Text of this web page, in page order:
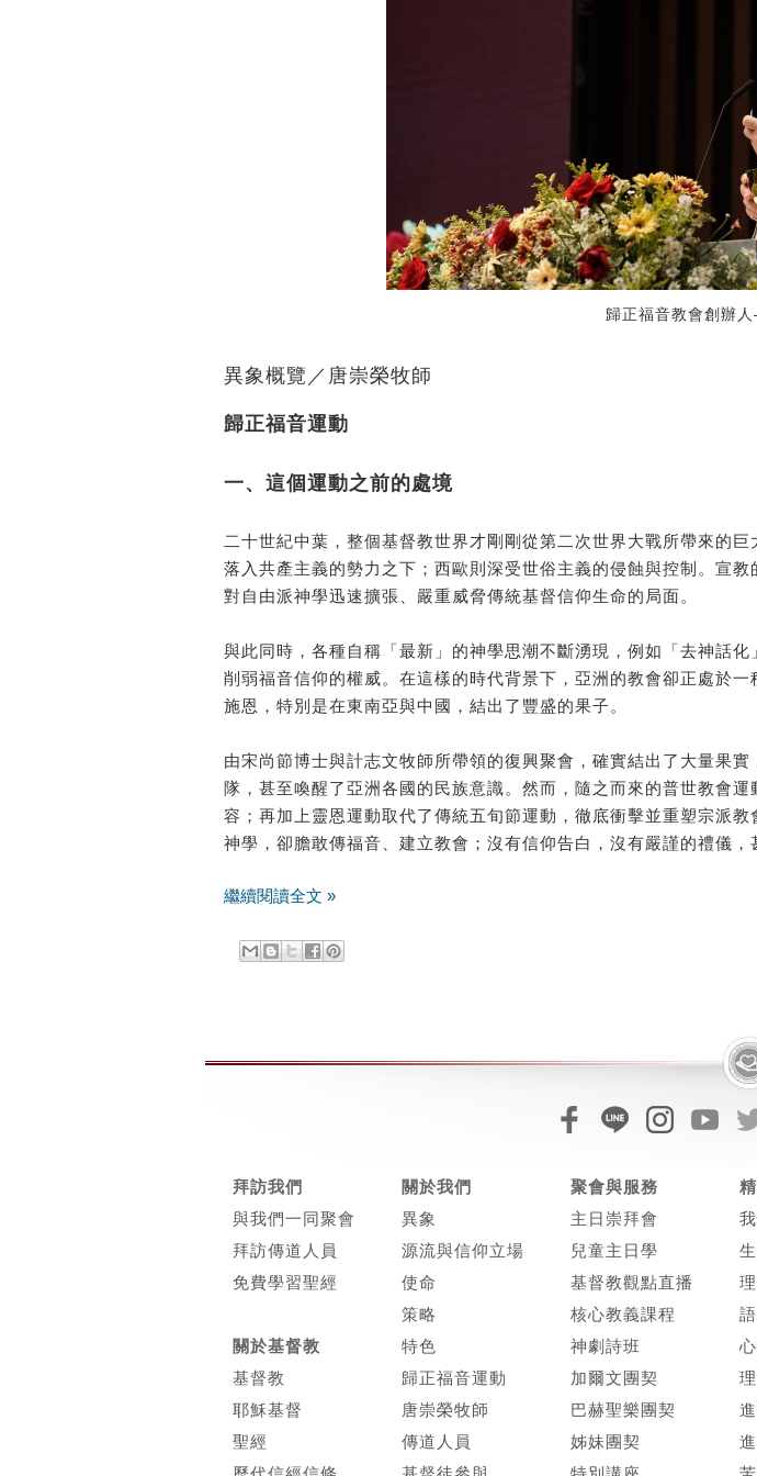
歸正福音教會創辦
異象概覽／唐崇榮牧師
歸正福音運動
一、這個運動之前的處境
二十世紀中葉，整個基督教世界才剛剛從第二次世界大戰所帶來的
落入共產主義的勢力之下；西歐則深受世俗主義的侵蝕與控制。宣
對自由派神學迅速擴張、嚴重威脅傳統基督信仰生命的局面。
與此同時，各種自稱「最新」的神學思潮不斷湧現，例如「去神話
削弱福音信仰的權威。在這樣的時代背景下，亞洲的教會卻正處於
施恩，特別是在東南亞與中國，結出了豐盛的果子。
由宋尚節博士與計志文牧師所帶領的復興聚會，確實結出了大量果
隊，甚至喚醒了亞洲各國的民族意識。然而，隨之而來的普世教會
容；再加上靈恩運動取代了傳統五旬節運動，徹底衝擊並重塑宗派
神學，卻膽敢傳福音、建立教會；沒有信仰告白，沒有嚴謹的禮儀，
繼續閱讀全文 »
拜訪我們
與我們一同聚會
拜訪傳道人員
免費學習聖經
關於基督教
基督教
耶穌基督
聖經
關於我們
異象
源流與信仰立場
使命
策略
特色
歸正福音運動
唐崇榮牧師
傳道人員
聚會與服務
主日崇拜會
兒童主日學
基督教觀點直播
核心教義課程
神劇詩班
加爾文團契
巴赫聖樂團契
姊妹團契